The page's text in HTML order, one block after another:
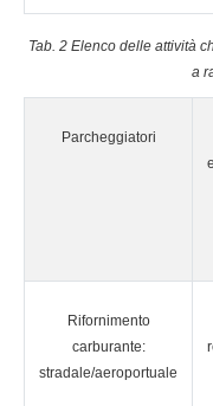
Tab. 2 Elenco delle attività
a
Parcheggiatori
Rifornimento
carburante:
stradale/aeroportuale